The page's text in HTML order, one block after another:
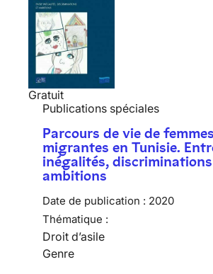
Gratuit
Publications spéciales
Parcours de vie de femmes
migrantes en Tunisie.
inégalités,
ambitions
Date de publication : 2020
Thématique :
Droit d’asile
Genre